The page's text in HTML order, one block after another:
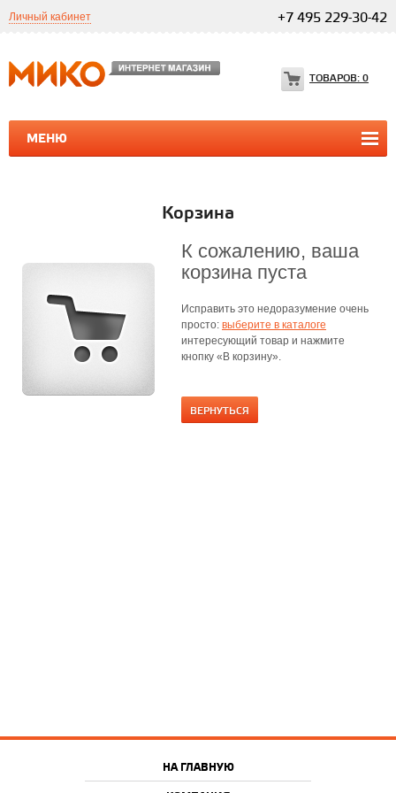
Личный кабинет +7 495 229-30-42
МЕНЮ
ТОВАРОВ: 0
ПРОГРАММЫ 1С 1С
Корзина
К сожалению, ваша
корзина пуста
Исправить это недоразумение очень
просто: выберите в каталоге
интересующий товар и нажмите
кнопку «В корзину».
ВЕРНУТЬСЯ
НА ГЛАВНУЮ